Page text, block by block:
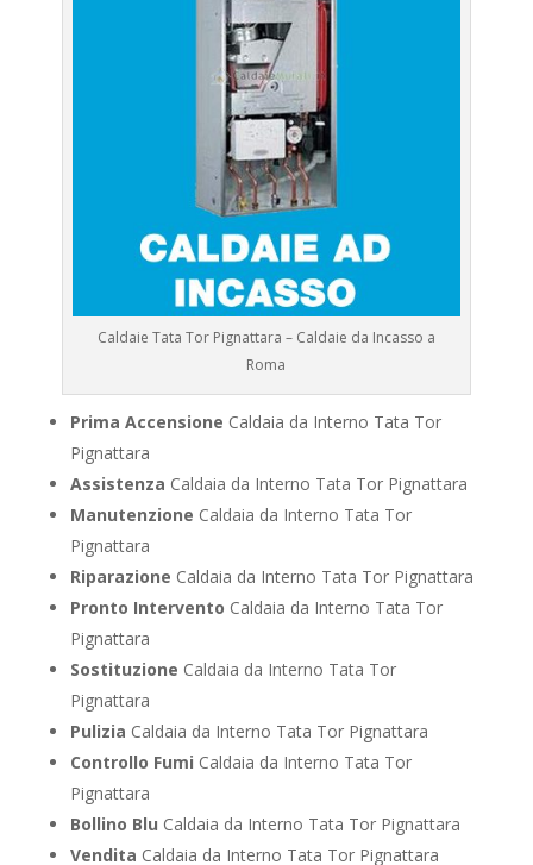
Caldaie Tata Tor Pignattara – Caldaie da Incasso a
Roma
Prima Accensione Caldaia da Interno Tata Tor
Pignattara
Assistenza Caldaia da Interno Tata Tor Pignattara
Manutenzione Caldaia da Interno Tata Tor
Pignattara
Riparazione Caldaia da Interno Tata Tor Pignattara
Pronto Intervento Caldaia da Interno Tata Tor
Pignattara
Sostituzione Caldaia da Interno Tata Tor
Pignattara
Pulizia Caldaia da Interno Tata Tor Pignattara
Controllo Fumi Caldaia da Interno Tata Tor
Pignattara
Bollino Blu Caldaia da Interno Tata Tor Pignattara
Vendita Caldaia da Interno Tata Tor Pignattara